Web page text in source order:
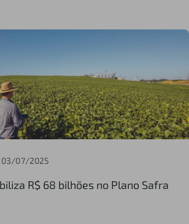
03/07/2025
R$ 68 bilhões no Plano Safra